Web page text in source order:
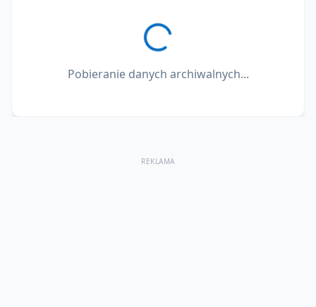
Pobieranie danych archiwalnych...
REKLAMA